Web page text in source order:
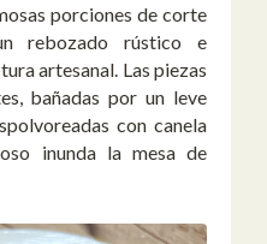
porciones de corte
rebozado rústico e
artesanal. Las piezas
bañadas por un leve
con canela
inunda la mesa de